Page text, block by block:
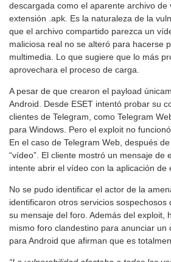
descargada como el aparente archivo de
extensión .apk. Es la naturaleza de la
que el archivo compartido parezca un
maliciosa real no se alteró para hacerse
multimedia. Lo que sugiere que lo más
aprovechara el proceso de carga.
A pesar de que crearon el payload
Android. Desde ESET intentó probar su
clientes de Telegram, como Telegram
para Windows. Pero el exploit no
En el caso de Telegram Web, después
“vídeo”. El cliente mostró un mensaje de
intente abrir el vídeo con la aplicación de
No se pudo identificar el actor de la
identificaron otros servicios sospechosos
su mensaje del foro. Además del exploit,
mismo foro clandestino para anunciar un
para Android que afirman que es